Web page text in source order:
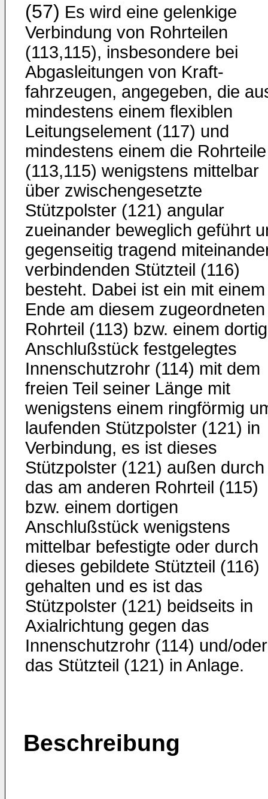
(57) Es wird eine gelenkige
Verbindung von Rohrtei­len
(113,115), insbesondere bei
Abgasleitungen von Kraft­
fahrzeugen, angegeben, die
mindestens einem flexiblen
Leitungselement (117) und
mindestens einem die Rohrteile
(113,115) wenigstens mittelbar
über zwi­schengesetzte
Stützpolster (121) angular
zueinander beweglich geführt
gegenseitig tragend
verbindenden Stützteil (116)
besteht. Dabei ist ein mit einem
Ende am diesem zugeordneten
Rohrteil (113) bzw. einem
Anschlußstück fest­gelegtes
Innenschutzrohr (114) mit dem
freien Teil seiner Länge mit
wenigstens einem ringförmig
laufenden Stützpolster (121) in
Verbindung, es ist dieses
Stützpolster (121) außen durch
das am anderen Rohrteil (115)
bzw. einem dortigen
Anschlußstück we­nigstens
mittelbar befestigte oder durch
dieses gebildete Stützteil (116)
gehalten und es ist das
Stützpolster (121) beidseits in
Axialrichtung gegen das
Innenschutzrohr (114) und/oder
das Stützteil (121) in Anlage.
Beschreibung